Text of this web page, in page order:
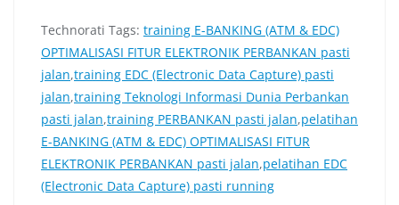
Technorati Tags: training E-BANKING (ATM & EDC)
OPTIMALISASI FITUR ELEKTRONIK PERBANKAN pasti
jalan,training EDC (Electronic Data Capture) pasti
jalan,training Teknologi Informasi Dunia Perbankan
pasti jalan,training PERBANKAN pasti jalan,pelatihan
E-BANKING (ATM & EDC) OPTIMALISASI FITUR
ELEKTRONIK PERBANKAN pasti jalan,pelatihan EDC
(Electronic Data Capture) pasti running